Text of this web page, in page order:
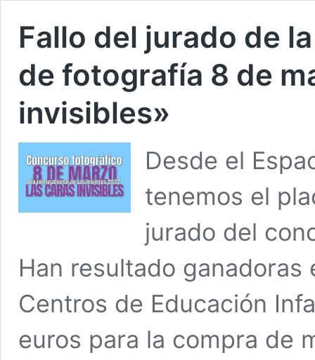
Fallo del jurado de
de fotografía 8 de
invisibles»
Desde el
tenemos el
jurado del
Han resultado ganadoras
Centros de Educación
euros para la compra de